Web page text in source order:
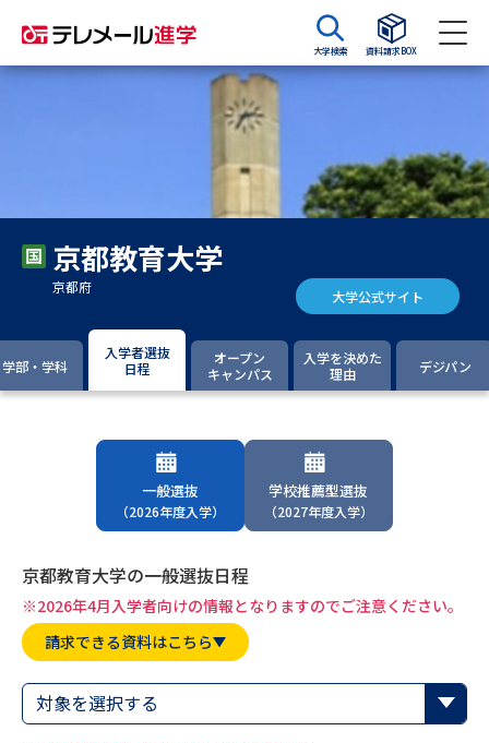
大学検索 資料請求BOX
資料請求
大学パンフ
集要項＆願書
大学入学共通テスト利用選抜の
過去問題集
大学・短大以外の資料から請求
大学院の資料請求
大学入学共通テスト「受験上の
配慮案内」の請求
高等学校卒業程度認定試験
高等学校（情報）教員資格認定
京都教育大学
京都府 大学公式サイト
学部・学科
入学者選抜
日程
オープン
キャンパス
入学を決めた
理由
デジパン
一般選抜
（2026年度入学）
学校推薦型選抜
（2027年度入学）
京都教育大学の一般選抜日程
※2026年4月入学者向けの情報となりますのでご注意ください。
請求できる資料はこちら
対象を選択する